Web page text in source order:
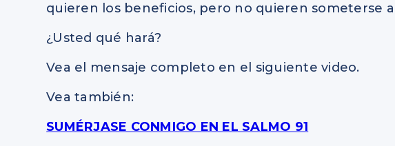
quieren los beneficios, pero no quieren someterse
¿Usted qué hará?
Vea el mensaje completo en el siguiente video.
Vea también:
SUMÉRJASE CONMIGO EN EL SALMO 91